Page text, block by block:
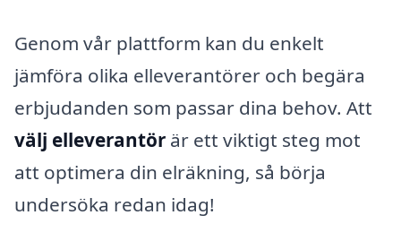
Genom vår plattform kan du enkelt
jämföra olika elleverantörer och begära
erbjudanden som passar dina behov. Att
välj elleverantör är ett viktigt steg mot
att optimera din elräkning, så börja
undersöka redan idag!